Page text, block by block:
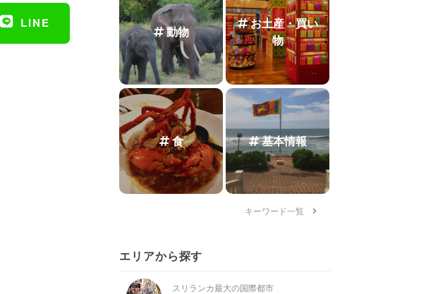
LINE
動物
お土産・買い
物
食 基本情報
キーワード一覧
エリアから探す
スリランカ最大の国際都市